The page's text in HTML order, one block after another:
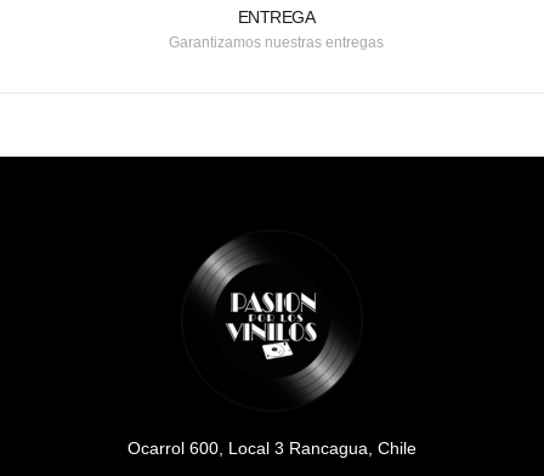
ENTREGA
Garantizamos nuestras entregas
Ocarrol 600, Local 3 Rancagua, Chile